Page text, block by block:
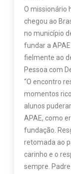
O missionário
chegou ao
no município
fundar a
fielmente ao
Pessoa com
“O encontro
momentos
alunos
APAE, como
fundação.
retomada ao
carinho e o
sempre.